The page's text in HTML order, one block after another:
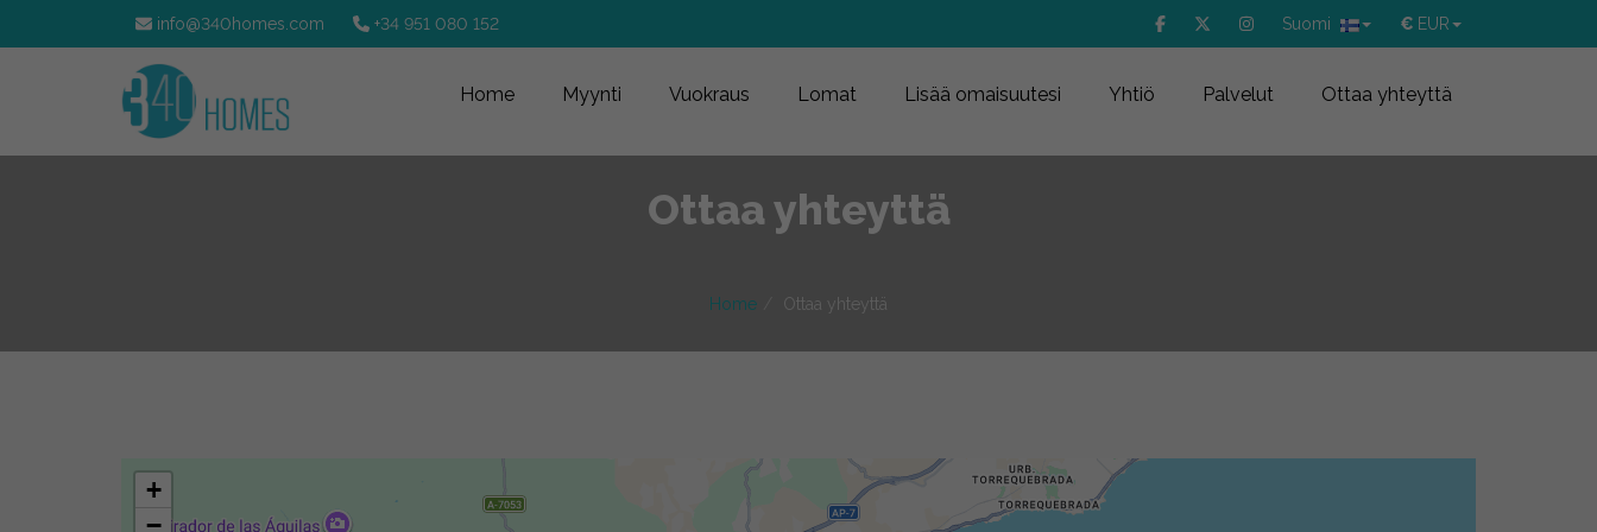
info@340homes.com +34 951 080 152 € EUR
Suomi
Home Myynti Vuokraus Lomat Lisää omaisuutesi Yhtiö Palvelut Ottaa yhteyttä
Ottaa yhteyttä
Home Ottaa yhteyttä
+
−